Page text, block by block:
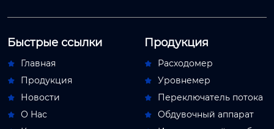
Быстрые ссылки
 Главная
 Продукция
 Новости
 О Hас
Продукция
 Расходомер
 Уровнемер
 Переключатель потока
 Обдувочный аппарат